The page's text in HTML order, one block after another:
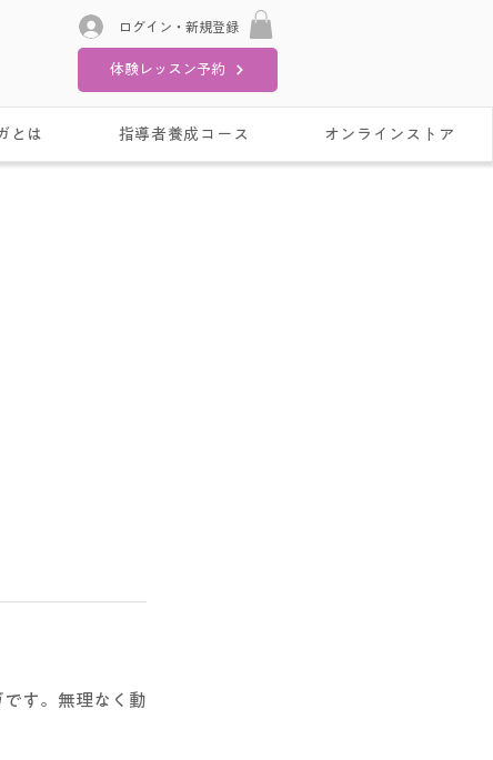
ログイン・新規登録
体験レッスン予約
とは 指導者養成コース オンラインストア
す。無理なく動